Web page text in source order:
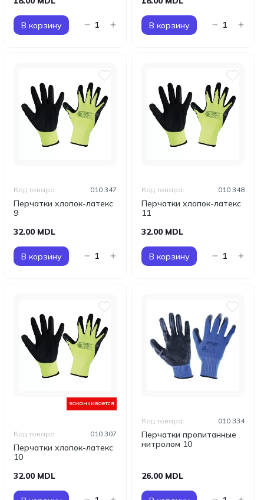
В корзину В корзину
Перчатки хлопок-латекс
9
Код товара: 010 347
32.00 MDL
В корзину
Перчатки хлопок-латекс
11
Код товара: 010 348
32.00 MDL
В корзину
заканчивается
Перчатки хлопок-латекс
10
Код товара: 010 307
32.00 MDL
Перчатки пропитанные
нитролом 10
Код товара: 010 334
26.00 MDL